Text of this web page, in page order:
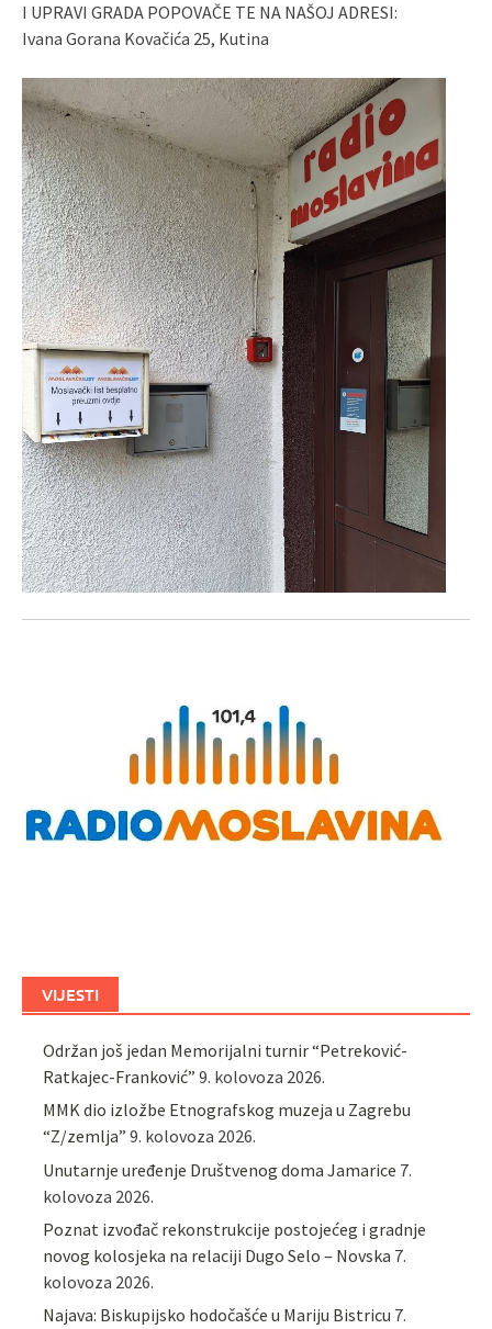
I UPRAVI GRADA POPOVAČE TE NA NAŠOJ ADRESI:
Ivana Gorana Kovačića 25, Kutina
VIJESTI
Održan još jedan Memorijalni turnir “Petreković-
Ratkajec-Franković” 9. kolovoza 2026.
MMK dio izložbe Etnografskog muzeja u Zagrebu
“Z/zemlja” 9. kolovoza 2026.
Unutarnje uređenje Društvenog doma Jamarice 7.
kolovoza 2026.
Poznat izvođač rekonstrukcije postojećeg i gradnje
novog kolosjeka na relaciji Dugo Selo – Novska 7.
kolovoza 2026.
Najava: Biskupijsko hodočašće u Mariju Bistricu 7.